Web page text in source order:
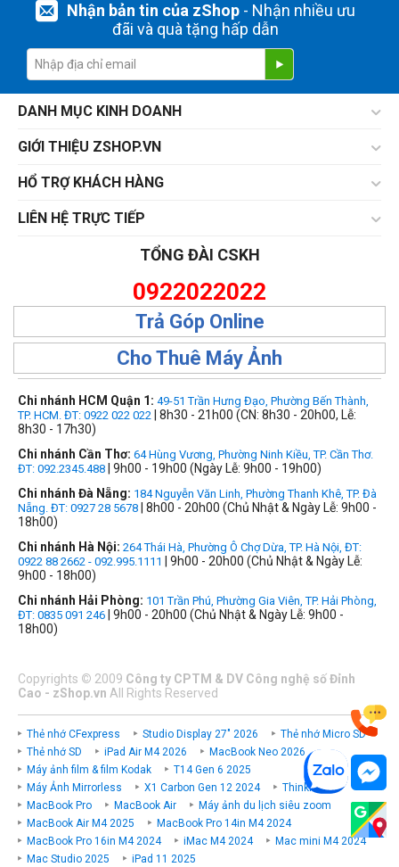
Nhận bản tin của zShop- Nhận nhiều ưu
đãi và quà tặng hấp dẫn
DANH MỤC KINH DOANH
GIỚI THIỆU ZSHOP.VN
HỔ TRỢ KHÁCH HÀNG
LIÊN HỆ TRỰC TIẾP
TỔNG ĐÀI CSKH
0922022022
Trả Góp Online
Cho Thuê Máy Ảnh
Chi nhánh HCM Quận 1: 49-51 Trần Hưng Đạo, Phường Bến Thành,
TP. HCM. ĐT: 0922 022 022 | 8h30 - 21h00 (CN: 8h30 - 20h00, Lễ:
8h30 - 17h30)
Chi nhánh Cần Thơ: 64 Hùng Vương, Phường Ninh Kiều, TP. Cần Thơ.
ĐT: 092.2345.488 | 9h00 - 19h00 (Ngày Lễ: 9h00 - 19h00)
Chi nhánh Đà Nẵng: 184 Nguyễn Văn Linh, Phường Thanh Khê, TP. Đà
Nẵng. ĐT: 0927 28 5678 | 8h00 - 20h00 (Chủ Nhật & Ngày Lễ: 9h00 -
18h00)
Chi nhánh Hà Nội: 264 Thái Hà, Phường Ô Chợ Dừa, TP. Hà Nội, ĐT:
0922 88 2662 - 092.995.1111
| 9h00 - 20h00 (Chủ Nhật & Ngày Lễ:
9h00 - 18h00)
Chi nhánh Hải Phòng: 101 Trần Phú, Phường Gia Viên, TP. Hải Phòng,
ĐT: 0835 091 246 | 9h00 - 20h00 (Chủ Nhật & Ngày Lễ: 9h00 -
18h00)
Copyrights © 2009 Công ty CPTM & DV Công nghệ số Đỉnh
Cao - zShop.vn All Rights Reserved
Thẻ nhớ CFexpress Studio Display 27" 2026
Thẻ nhớ Micro SD
Thẻ nhớ SD
iPad Air M4 2026
MacBook Neo 2026
Máy ảnh film & film Kodak
T14 Gen 6 2025
Máy Ảnh Mirrorless
X1 Carbon Gen 12 2024
ThinkPad P
MacBook Pro
MacBook Air
Máy ảnh du lịch siêu zoom
MacBook Air M4 2025
MacBook Pro 14in M4 2024
MacBook Pro 16in M4 2024
iMac M4 2024
Mac mini M4 2024
Mac Studio 2025
iPad 11 2025